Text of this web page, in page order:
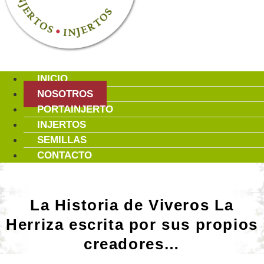
INICIO
NOSOTROS
PORTAINJERTO
INJERTOS
SEMILLAS
CONTACTO
La Historia de Viveros La
Herriza escrita por sus propios
creadores…